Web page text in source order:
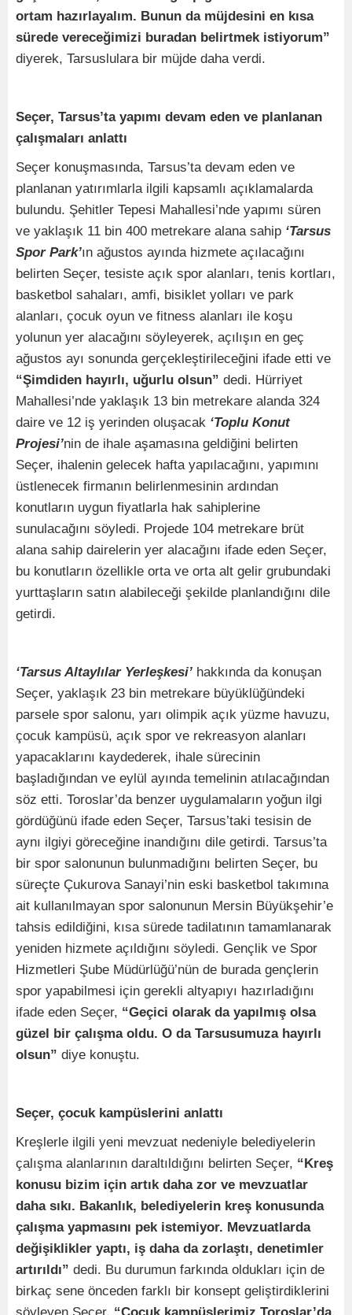
ortam hazırlayalım. Bunun da müjdesini en kısa
sürede vereceğimizi buradan belirtmek istiyorum”
diyerek, Tarsuslulara bir müjde daha verdi.
Seçer, Tarsus’ta yapımı devam eden ve planlanan
çalışmaları anlattı
Seçer konuşmasında, Tarsus’ta devam eden ve
planlanan yatırımlarla ilgili kapsamlı açıklamalarda
bulundu. Şehitler Tepesi Mahallesi’nde yapımı süren
ve yaklaşık 11 bin 400 metrekare alana sahip ‘Tarsus
Spor Park’ın ağustos ayında hizmete açılacağını
belirten Seçer, tesiste açık spor alanları, tenis kortları,
basketbol sahaları, amfi, bisiklet yolları ve park
alanları, çocuk oyun ve fitness alanları ile koşu
yolunun yer alacağını söyleyerek, açılışın en geç
ağustos ayı sonunda gerçekleştirileceğini ifade etti ve
“Şimdiden hayırlı, uğurlu olsun” dedi. Hürriyet
Mahallesi’nde yaklaşık 13 bin metrekare alanda 324
daire ve 12 iş yerinden oluşacak ‘Toplu Konut
Projesi’nin de ihale aşamasına geldiğini belirten
Seçer, ihalenin gelecek hafta yapılacağını, yapımını
üstlenecek firmanın belirlenmesinin ardından
konutların uygun fiyatlarla hak sahiplerine
sunulacağını söyledi. Projede 104 metrekare brüt
alana sahip dairelerin yer alacağını ifade eden Seçer,
bu konutların özellikle orta ve orta alt gelir grubundaki
yurttaşların satın alabileceği şekilde planlandığını dile
getirdi.
‘Tarsus Altaylılar Yerleşkesi’ hakkında da konuşan
Seçer, yaklaşık 23 bin metrekare büyüklüğündeki
parsele spor salonu, yarı olimpik açık yüzme havuzu,
çocuk kampüsü, açık spor ve rekreasyon alanları
yapacaklarını kaydederek, ihale sürecinin
başladığından ve eylül ayında temelinin atılacağından
söz etti. Toroslar’da benzer uygulamaların yoğun ilgi
gördüğünü ifade eden Seçer, Tarsus’taki tesisin de
aynı ilgiyi göreceğine inandığını dile getirdi. Tarsus’ta
bir spor salonunun bulunmadığını belirten Seçer, bu
süreçte Çukurova Sanayi’nin eski basketbol takımına
ait kullanılmayan spor salonunun Mersin Büyükşehir’e
tahsis edildiğini, kısa sürede tadilatının tamamlanarak
yeniden hizmete açıldığını söyledi. Gençlik ve Spor
Hizmetleri Şube Müdürlüğü’nün de burada gençlerin
spor yapabilmesi için gerekli altyapıyı hazırladığını
ifade eden Seçer, “Geçici olarak da yapılmış olsa
güzel bir çalışma oldu. O da Tarsusumuza hayırlı
olsun” diye konuştu.
Seçer, çocuk kampüslerini anlattı
Kreşlerle ilgili yeni mevzuat nedeniyle belediyelerin
çalışma alanlarının daraltıldığını belirten Seçer, “Kreş
konusu bizim için artık daha zor ve mevzuatlar
daha sıkı. Bakanlık, belediyelerin kreş konusunda
çalışma yapmasını pek istemiyor. Mevzuatlarda
değişiklikler yaptı, iş daha da zorlaştı, denetimler
artırıldı” dedi. Bu durumun farkında oldukları için de
birkaç sene önceden farklı bir konsept geliştirdiklerini